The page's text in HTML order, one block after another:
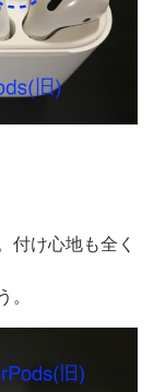
付け心地も全く
。